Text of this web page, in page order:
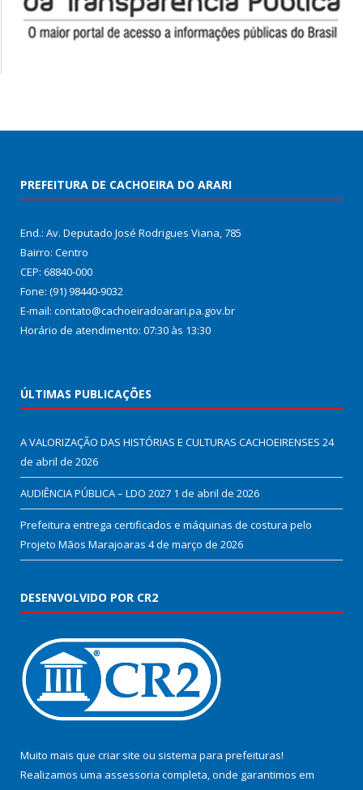
PREFEITURA DE CACHOEIRA DO ARARI
End.: Av. Deputado José Rodrigues Viana, 785
Bairro: Centro
CEP: 68840-000
Fone: (91) 98440-9032
E-mail: contato@cachoeiradoarari.pa.gov.br
Horário de atendimento: 07:30 às 13:30
ÚLTIMAS PUBLICAÇÕES
A VALORIZAÇÃO DAS HISTÓRIAS E CULTURAS CACHOEIRENSES 24
de abril de 2026
AUDIÊNCIA PÚBLICA – LDO 2027 1 de abril de 2026
Prefeitura entrega certificados e máquinas de costura pelo
Projeto Mãos Marajoaras 4 de março de 2026
DESENVOLVIDO POR CR2
Muito mais que criar site ou sistema para prefeituras!
Realizamos uma assessoria completa, onde garantimos em